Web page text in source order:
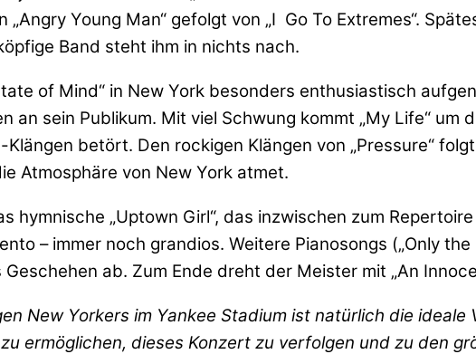
„Angry Young Man“ gefolgt von „I Go To Extremes“.
Band steht ihm in nichts nach.
of Mind“ in New York besonders enthusiastisch
an sein Publikum. Mit viel Schwung kommt „My Life“ um
betört. Den rockigen Klängen von „Pressure“
Atmosphäre von New York atmet.
hymnische „Uptown Girl“, das inzwischen zum
– immer noch grandios. Weitere Pianosongs („Only
ab. Zum Ende dreht der Meister mit „An
New Yorkers im Yankee Stadium ist natürlich die
ermöglichen, dieses Konzert zu verfolgen und zu den